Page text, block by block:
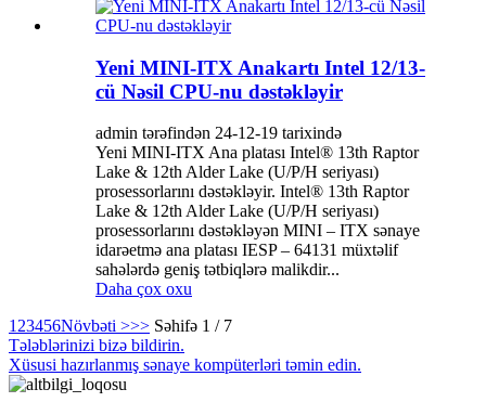
Yeni MINI-ITX Anakartı Intel 12/13-
cü Nəsil CPU-nu dəstəkləyir
admin tərəfindən 24-12-19 tarixində
Yeni MINI-ITX Ana platası Intel® 13th Raptor
Lake & 12th Alder Lake (U/P/H seriyası)
prosessorlarını dəstəkləyir. Intel® 13th Raptor
Lake & 12th Alder Lake (U/P/H seriyası)
prosessorlarını dəstəkləyən MINI – ITX sənaye
idarəetmə ana platası IESP – 64131 müxtəlif
sahələrdə geniş tətbiqlərə malikdir...
Daha çox oxu
1 23456Növbəti >>> Səhifə 1 / 7
Tələblərinizi bizə bildirin.
Xüsusi hazırlanmış sənaye kompüterləri təmin edin.